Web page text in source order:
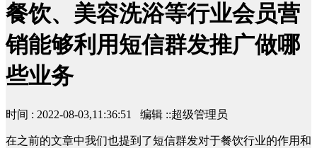
餐饮、美容洗浴等行业会员营
销能够利用短信群发推广做哪
些业务
时间 : 2022-08-03,11:36:51 编辑 ::超级管理员
在之前的文章中我们也提到了短信群发对于餐饮行业的作用和